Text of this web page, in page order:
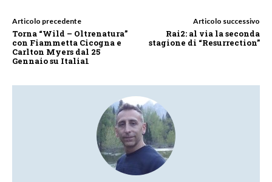
Articolo precedente
Torna “Wild – Oltrenatura”
con Fiammetta Cicogna e
Carlton Myers dal 25
Gennaio su Italia1
Articolo successivo
Rai2: al via la seconda
stagione di “Resurrection”